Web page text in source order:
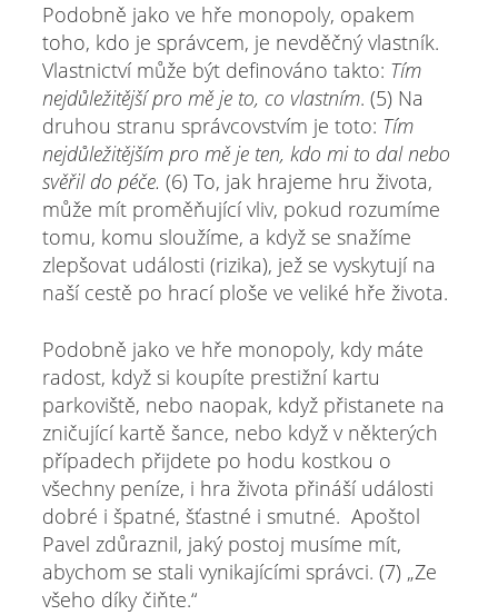
Podobně jako ve hře monopoly, opakem
toho, kdo je správcem, je nevděčný vlastník.
Vlastnictví může být definováno takto: Tím
nejdůležitější pro mě je to, co vlastním. (5) Na
druhou stranu správcovstvím je toto: Tím
nejdůležitějším pro mě je ten, kdo mi to dal nebo
svěřil do péče. (6) To, jak hrajeme hru života,
může mít proměňující vliv, pokud rozumíme
tomu, komu sloužíme, a když se snažíme
zlepšovat události (rizika), jež se vyskytují na
naší cestě po hrací ploše ve veliké hře života.
Podobně jako ve hře monopoly, kdy máte
radost, když si koupíte prestižní kartu
parkoviště, nebo naopak, když přistanete na
zničující kartě šance, nebo když v některých
případech přijdete po hodu kostkou o
všechny peníze, i hra života přináší události
dobré i špatné, šťastné i smutné. Apoštol
Pavel zdůraznil, jaký postoj musíme mít,
abychom se stali vynikajícími správci. (7) „Ze
všeho díky čiňte.“